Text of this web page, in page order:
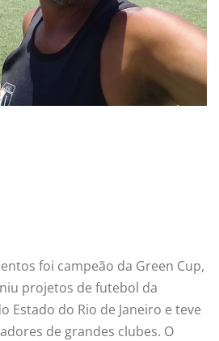
foi campeão da Green Cup,
projetos de futebol da
Estado do Rio de Janeiro e teve
de grandes clubes. O